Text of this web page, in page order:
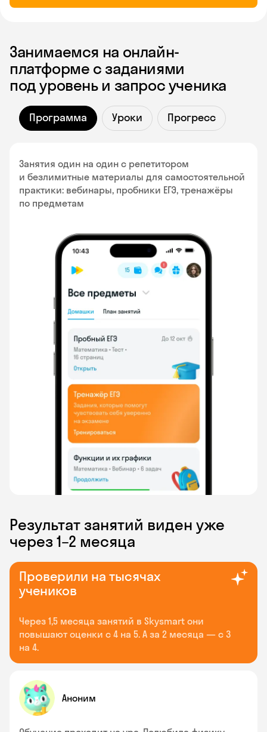
Занимаемся на онлайн-
платформе с заданиями
под уровень и запрос ученика
Программа Уроки Прогресс
Занятия один на один с репетитором
и безлимитные материалы для самостоятельной
практики: вебинары, пробники ЕГЭ, тренажёры
по предметам
Результат занятий виден уже
через 1–2 месяца
Проверили на тысячах
учеников
Через 1,5 месяца занятий в Skysmart они
повышают оценки с 4 на 5. А за 2 месяца — с 3
на 4.
Аноним